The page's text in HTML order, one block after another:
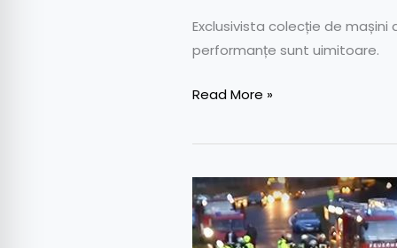
Exclusivista colecție de
performanțe sunt uimitoare.
Read More »
Accident
în
lanț